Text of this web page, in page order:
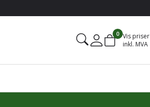
Mine sider
0 Vis priser
inkl. MVA